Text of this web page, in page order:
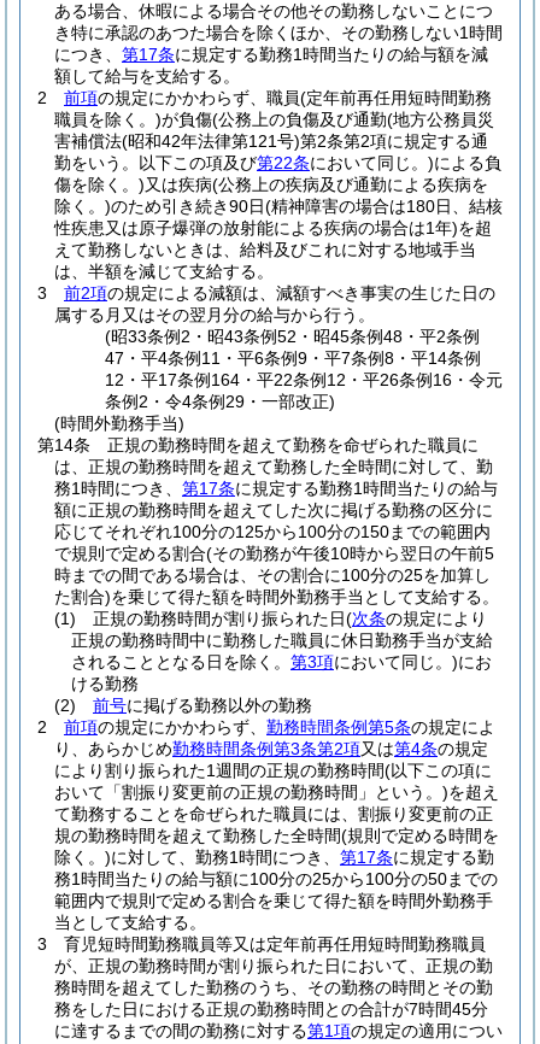
ある場合、休暇による場合その他その勤務しないことにつ
き特に承認のあつた場合を除くほか、その勤務しない1時間
につき、 第17条に規定する勤務1時間当たりの給与額を減
額して給与を支給する。
2
前項の規定にかかわらず、職員(定年前再任用短時間勤務
職員を除く。)が負傷(公務上の負傷及び通勤(地方公務員災
害補償法(昭和42年法律第121号)第2条第2項に規定する通
勤をいう。以下この項及び第22条において同じ。)による負
傷を除く。)又は疾病(公務上の疾病及び通勤による疾病を
除く。)のため引き続き90日(精神障害の場合は180日、結核
性疾患又は原子爆弾の放射能による疾病の場合は1年)を超
えて勤務しないときは、給料及びこれに対する地域手当
は、半額を減じて支給する。
3
前2項の規定による減額は、減額すべき事実の生じた日の
属する月又はその翌月分の給与から行う。
(昭33条例2・昭43条例52・昭45条例48・平2条例
47・平4条例11・平6条例9・平7条例8・平14条例
12・平17条例164・平22条例12・平26条例16・令元
条例2・令4条例29・一部改正)
(時間外勤務手当)
第14条
正規の勤務時間を超えて勤務を命ぜられた職員に
は、正規の勤務時間を超えて勤務した全時間に対して、勤
務1時間につき、 第17条に規定する勤務1時間当たりの給与
額に正規の勤務時間を超えてした次に掲げる勤務の区分に
応じてそれぞれ100分の125から100分の150までの範囲内
で規則で定める割合(その勤務が午後10時から翌日の午前5
時までの間である場合は、その割合に100分の25を加算し
た割合)を乗じて得た額を時間外勤務手当として支給する。
(1)
正規の勤務時間が割り振られた日(次条の規定により
正規の勤務時間中に勤務した職員に休日勤務手当が支給
されることとなる日を除く。 第3項において同じ。)にお
ける勤務
(2)
前号に掲げる勤務以外の勤務
2
前項の規定にかかわらず、 勤務時間条例第5条の規定によ
り、あらかじめ勤務時間条例第3条第2項又は第4条の規定
により割り振られた1週間の正規の勤務時間(以下この項に
おいて「割振り変更前の正規の勤務時間」という。)を超え
て勤務することを命ぜられた職員には、割振り変更前の正
規の勤務時間を超えて勤務した全時間(規則で定める時間を
除く。)に対して、勤務1時間につき、 第17条に規定する勤
務1時間当たりの給与額に100分の25から100分の50までの
範囲内で規則で定める割合を乗じて得た額を時間外勤務手
当として支給する。
3
育児短時間勤務職員等又は定年前再任用短時間勤務職員
が、正規の勤務時間が割り振られた日において、正規の勤
務時間を超えてした勤務のうち、その勤務の時間とその勤
務をした日における正規の勤務時間との合計が7時間45分
に達するまでの間の勤務に対する第1項の規定の適用につい